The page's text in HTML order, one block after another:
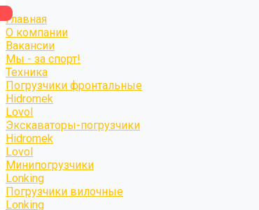
Главная
О компании
Вакансии
Мы - за спорт!
Техника
Погрузчики фронтальные
Hidromek
Lovol
Экскаваторы-погрузчики
Hidromek
Lovol
Минипогрузчики
Lonking
Погрузчики вилочные
Lonking